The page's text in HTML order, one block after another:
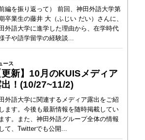
前編を振り返って） 前回、神田外語大学第
卒業生の藤井 大（ふじい だい）さんに、
外語大学に進学した理由から、在学時代
子や語学留学の経験談...
ース
更新】10月のKUISメディア
出！(10/27~11/2)
外語大学に関連するメディア露出をご紹
ます。今後も最新情報を随時掲載してい
す。また、神田外語グループ全体の情報
て、Twitterでも公開...